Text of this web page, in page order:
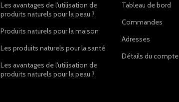
Les avantages de l'utilisation de
produits naturels pour la peau ?
Produits naturels pour la maison
Les produits naturels pour la santé
Les avantages de l'utilisation de
produits naturels pour la peau ?
Tableau de bord
Commandes
Adresses
Détails du compte